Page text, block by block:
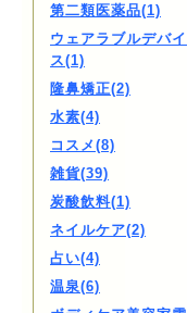
第二類医薬品(1)
ウェアラブルデバイ
ス(1)
隆鼻矯正(2)
水素(4)
コスメ(8)
雑貨(39)
炭酸飲料(1)
ネイルケア(2)
占い(4)
温泉(6)